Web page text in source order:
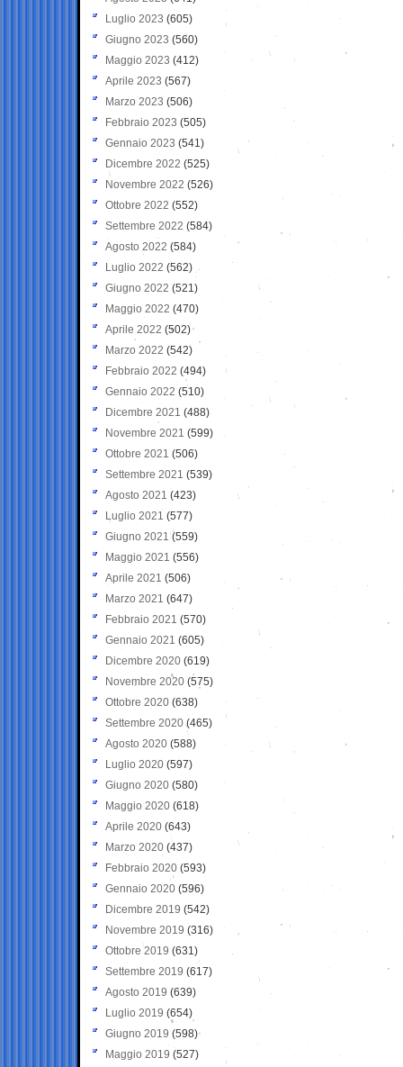
Luglio 2023 (605)
Giugno 2023 (560)
Maggio 2023 (412)
Aprile 2023 (567)
Marzo 2023 (506)
Febbraio 2023 (505)
Gennaio 2023 (541)
Dicembre 2022 (525)
Novembre 2022 (526)
Ottobre 2022 (552)
Settembre 2022 (584)
Agosto 2022 (584)
Luglio 2022 (562)
Giugno 2022 (521)
Maggio 2022 (470)
Aprile 2022 (502)
Marzo 2022 (542)
Febbraio 2022 (494)
Gennaio 2022 (510)
Dicembre 2021 (488)
Novembre 2021 (599)
Ottobre 2021 (506)
Settembre 2021 (539)
Agosto 2021 (423)
Luglio 2021 (577)
Giugno 2021(559)
Maggio 2021 (556)
Aprile 2021 (506)
Marzo 2021 (647)
Febbraio 2021 (570)
Gennaio 2021 (605)
Dicembre 2020 (619)
Novembre 2020 (575)
Ottobre 2020 (638)
Settembre 2020(465)
Agosto 2020 (588)
Luglio 2020 (597)
Giugno 2020 (580)
Maggio 2020 (618)
Aprile 2020 (643)
Marzo 2020 (437)
Febbraio 2020 (593)
Gennaio 2020 (596)
Dicembre 2019 (542)
Novembre 2019 (316)
Ottobre 2019 (631)
Settembre 2019 (617)
Agosto 2019 (639)
Luglio 2019 (654)
Giugno 2019 (598)
Maggio 2019 (527)